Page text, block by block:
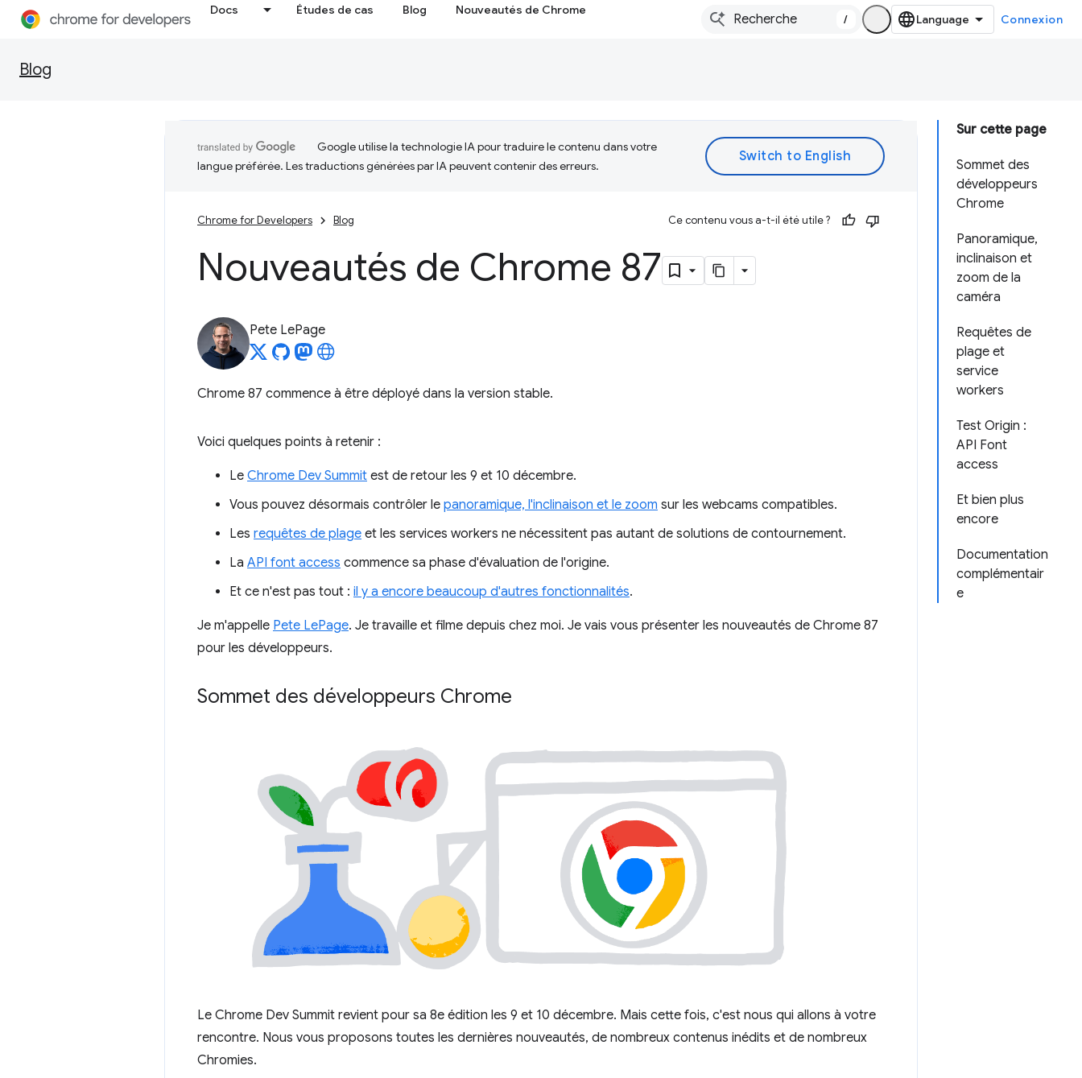
Docs Études de cas Blog Nouveautés de Chrome
/ Connexion
Blog
Sur cette page
Sommet des
développeurs
Chrome
Panoramique,
inclinaison et
zoom de la
caméra
Requêtes de
plage et
service
workers
Test Origin :
API Font
access
Et bien plus
encore
Documentation
complémentair
e
Google utilise la technologie IA pour traduire le contenu dans votre
langue préférée. Les traductions générées par IA peuvent contenir des erreurs.
Chrome for Developers Blog Ce contenu vous a-t-il été utile ?
Nouveautés de Chrome 87
Pete LePage
Chrome 87 commence à être déployé dans la version stable.
Voici quelques points à retenir :
Le Chrome Dev Summit est de retour les 9 et 10 décembre.
Vous pouvez désormais contrôler le panoramique, l'inclinaison et le zoom sur les webcams compatibles.
Les requêtes de plage et les services workers ne nécessitent pas autant de solutions de contournement.
La API font access commence sa phase d'évaluation de l'origine.
Et ce n'est pas tout : il y a encore beaucoup d'autres fonctionnalités.
Je m'appelle Pete LePage. Je travaille et filme depuis chez moi. Je vais vous présenter les nouveautés de Chrome 87
pour les développeurs.
Sommet des développeurs Chrome
Le Chrome Dev Summit revient pour sa 8e édition les 9 et 10 décembre. Mais cette fois, c'est nous qui allons à votre
rencontre. Nous vous proposons toutes les dernières nouveautés, de nombreux contenus inédits et de nombreux
Chromies.